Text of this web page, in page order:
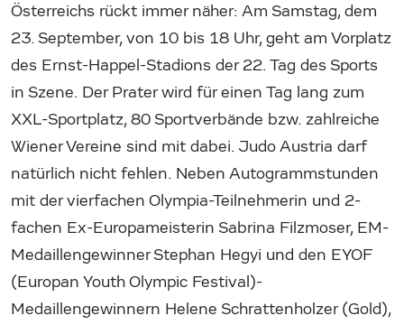
Österreichs rückt immer näher: Am Samstag, dem
23. September, von 10 bis 18 Uhr, geht am Vorplatz
des Ernst-Happel-Stadions der 22. Tag des Sports
in Szene. Der Prater wird für einen Tag lang zum
XXL-Sportplatz, 80 Sportverbände bzw. zahlreiche
Wiener Vereine sind mit dabei. Judo Austria darf
natürlich nicht fehlen. Neben Autogrammstunden
mit der vierfachen Olympia-Teilnehmerin und 2-
fachen Ex-Europameisterin Sabrina Filzmoser, EM-
Medaillengewinner Stephan Hegyi und den EYOF
(Europan Youth Olympic Festival)-
Medaillengewinnern Helene Schrattenholzer (Gold),